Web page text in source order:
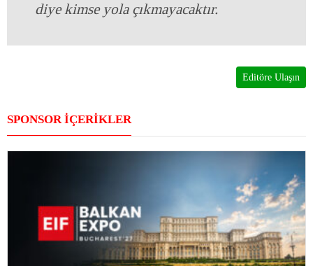
diye kimse yola çıkmayacaktır.
Editöre Ulaşın
SPONSOR İÇERİKLER